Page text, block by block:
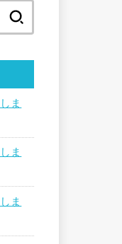
ま
ま
ま